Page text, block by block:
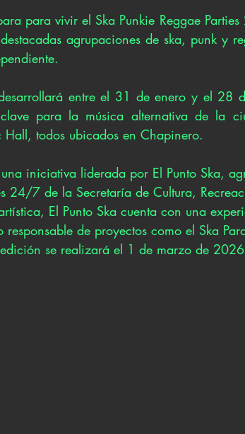
para vivir el Ska Punkie Reggae
agrupaciones de ska, punk y
entre el 31 de enero y el 28
para la música alternativa de la
Hall, todos ubicados en Chapinero.
iniciativa liderada por El Punto Ska,
24/7 de la Secretaría de Cultura,
El Punto Ska cuenta con una
de proyectos como el Ska
se realizará el 1 de marzo de